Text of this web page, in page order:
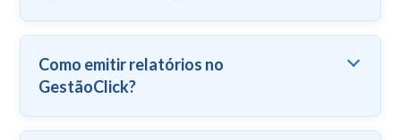
Como emitir relatórios no
GestãoClick?